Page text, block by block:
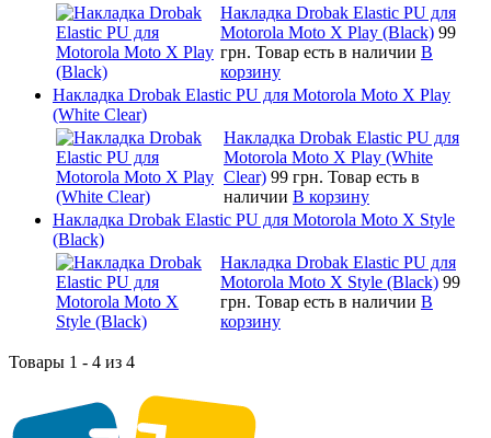
Накладка Drobak Elastic PU для
Motorola Moto X Play (Black) 99
грн. Товар есть в наличии В
корзину
Накладка Drobak Elastic PU для Motorola Moto X Play
(White Clear)
Накладка Drobak Elastic PU для
Motorola Moto X Play (White
Clear) 99 грн. Товар есть в
наличии В корзину
Накладка Drobak Elastic PU для Motorola Moto X Style
(Black)
Накладка Drobak Elastic PU для
Motorola Moto X Style (Black) 99
грн. Товар есть в наличии В
корзину
Товары 1 - 4 из 4